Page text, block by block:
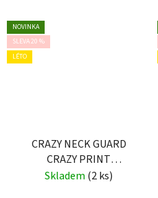
NOVINKA
SLEVA 20 %
LÉTO
CRAZY NECK GUARD
CRAZY PRINT
PATAGONIA
Skladem (2 ks)